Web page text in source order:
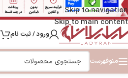
Skip to navigation
Skip to main content
ورود / ثبت نام
منوفهرست